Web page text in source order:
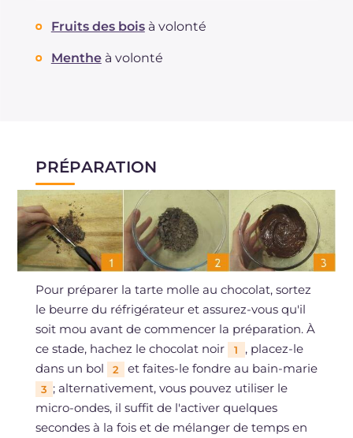
Fruits des bois à volonté
Menthe à volonté
PRÉPARATION
Pour préparer la tarte molle au chocolat, sortez
le beurre du réfrigérateur et assurez-vous qu'il
soit mou avant de commencer la préparation. À
ce stade, hachez le chocolat noir
1
, placez-le
dans un bol
2 et faites-le fondre au bain-marie
3 ; alternativement, vous pouvez utiliser le
micro-ondes, il suffit de l'activer quelques
secondes à la fois et de mélanger de temps en